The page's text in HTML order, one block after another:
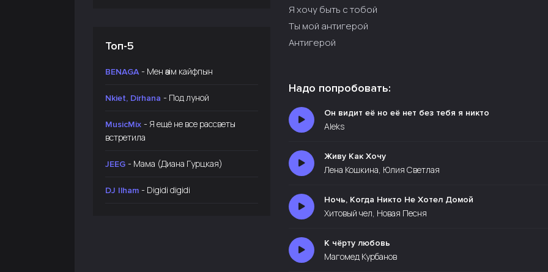
Топ-5
BENAGA - Мен өзім кайфпын
Nkiet, Dirhana - Под луной
MusicMix - Я ещё не все рассветы
встретила
JEEG - Мама (Диана Гурцкая)
DJ Ilham - Digidi digidi
Я хочу быть с тобой
Ты мой антигерой
Антигерой
Надо попробовать:
Он видит её но её нет без тебя я никто
Aleks
Живу Как Хочу
Лена Кошкина, Юлия Светлая
Ночь, Когда Никто Не Хотел Домой
Хитовый чел, Новая Песня
К чёрту любовь
Магомед Курбанов